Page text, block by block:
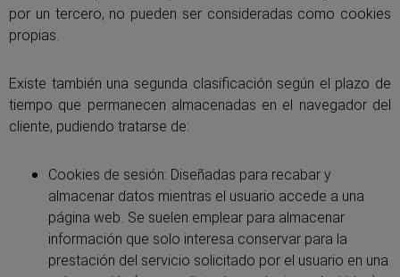
por un tercero, no pueden ser consideradas como cookies
propias.
Existe también una segunda clasificación según el plazo de
tiempo que permanecen almacenadas en el navegador del
cliente, pudiendo tratarse de:
Cookies de sesión: Diseñadas para recabar y
almacenar datos mientras el usuario accede a una
página web. Se suelen emplear para almacenar
información que solo interesa conservar para la
prestación del servicio solicitado por el usuario en una